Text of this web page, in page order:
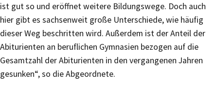
ist gut so und eröffnet weitere Bildungswege. Doch auch
hier gibt es sachsenweit große Unterschiede, wie häufig
dieser Weg beschritten wird. Außerdem ist der Anteil der
Abiturienten an beruflichen Gymnasien bezogen auf die
Gesamtzahl der Abiturienten in den vergangenen Jahren
gesunken“, so die Abgeordnete.